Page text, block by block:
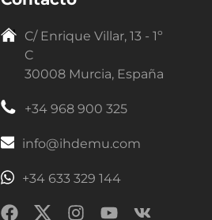
C/ Enrique Villar, 13 - 1º
C
30008 Murcia, España
+34 968 900 325
info@ihdemu.com
+34 633 329 144